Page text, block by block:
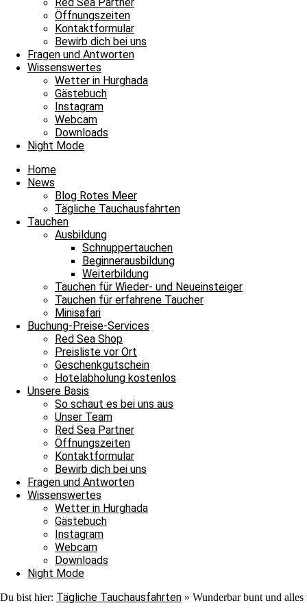
Öffnungszeiten
Kontaktformular
Bewirb dich bei uns
Fragen und Antworten
Wissenswertes
Wetter in Hurghada
Gästebuch
Instagram
Webcam
Downloads
Night Mode
Home
News
Blog Rotes Meer
Tägliche Tauchausfahrten
Tauchen
Ausbildung
Schnuppertauchen
Beginnerausbildung
Weiterbildung
Tauchen für Wieder- und Neueinsteiger
Tauchen für erfahrene Taucher
Minisafari
Buchung-Preise-Services
Red Sea Shop
Preisliste vor Ort
Geschenkgutschein
Hotelabholung kostenlos
Unsere Basis
So schaut es bei uns aus
Unser Team
Red Sea Partner
Öffnungszeiten
Kontaktformular
Bewirb dich bei uns
Fragen und Antworten
Wissenswertes
Wetter in Hurghada
Gästebuch
Instagram
Webcam
Downloads
Night Mode
Du bist hier: Tägliche Tauchausfahrten » Wunderbar bunt und
10.1 m/s
15:00
37°C
16:00
37°C
17:00